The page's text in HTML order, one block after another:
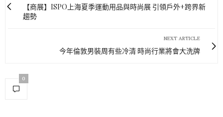
【商展】ISPO上海夏季運動用品與時尚展 引領戶外+跨界新
趨勢
NEXT ARTICLE
今年倫敦男裝周有些冷清 時尚行業將會大洗牌
0